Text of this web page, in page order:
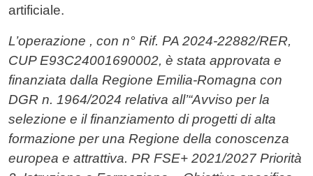
artificiale.
L’operazione , con n° Rif. PA 2024-22882/RER,
CUP E93C24001690002, è stata approvata e
finanziata dalla Regione Emilia-Romagna con
DGR n. 1964/2024 relativa all’“Avviso per la
selezione e il finanziamento di progetti di alta
formazione per una Regione della conoscenza
europea e attrattiva. PR FSE+ 2021/2027 Priorità